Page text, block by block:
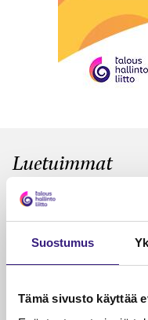
Suostumus
Tämä sivusto käyttää
Luetuimmat
VEROTUS
verotuksessa –
veloitus, kulujen
Petri Salomaa
15.5.2023